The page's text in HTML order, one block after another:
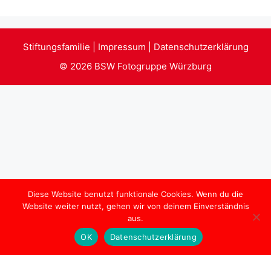
Stiftungsfamilie Impressum
Datenschutzerklärung
© 2026 BSW Fotogruppe Würzburg
Diese Website benutzt funktionale Cookies. Wenn du die
Website weiter nutzt, gehen wir von deinem Einverständnis
aus.
OK
Datenschutzerklärung